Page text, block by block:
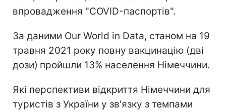
впровадження "COVID-паспортів".
За даними Our World in Data, станом на 19
травня 2021 року повну вакцинацію (дві
дози) пройшли 13% населення Німеччини.
Які перспективи відкриття Німеччини для
туристів з України у зв'язку з темпами